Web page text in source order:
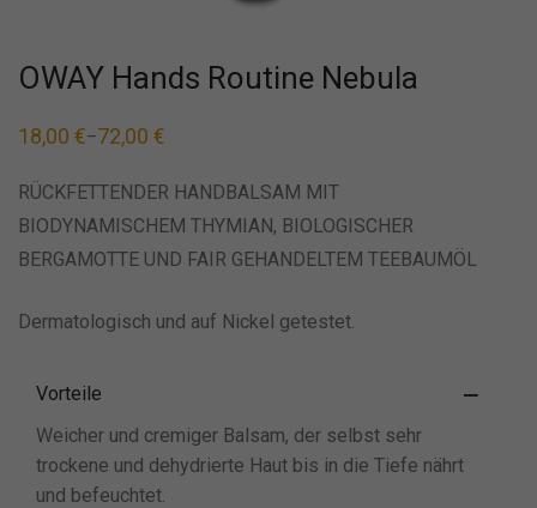
OWAY Hands Routine Nebula
18,00 €–72,00 €
RÜCKFETTENDER HANDBALSAM MIT
BIODYNAMISCHEM THYMIAN, BIOLOGISCHER
BERGAMOTTE UND FAIR GEHANDELTEM TEEBAUMÖL
Dermatologisch und auf Nickel getestet.
Vorteile
Weicher und cremiger Balsam, der selbst sehr
trockene und dehydrierte Haut bis in die Tiefe nährt
und befeuchtet.